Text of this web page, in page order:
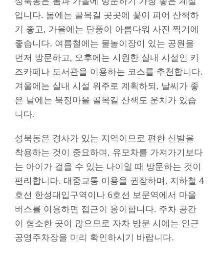
입니다. 봄에는 골목길 곳곳에 꽃이 피어 산책하
기 좋고, 가을에는 단풍이 아름다워 사진 찍기에
좋습니다. 여름철에는 물놀이장이 있는 공원을
먼저 방문하고, 오후에는 시원한 실내 시설인 키
즈카페나 도서관을 이용하는 코스를 추천합니다.
겨울에는 실내 시설 위주로 계획하되, 날씨가 좋
은 날에는 북정마을 골목길 산책도 운치가 있습
니다.
성북동은 경사가 있는 지역이므로 편한 신발을
착용하는 것이 중요하며, 유모차를 가져가기보다
는 아이가 걸을 수 있는 나이일 때 방문하는 것이
편리합니다. 대중교통 이용을 권장하며, 지하철 4
호선 한성대입구역이나 6호선 보문역에서 마을
버스를 이용하면 접근이 용이합니다. 주차 공간
이 협소한 곳이 많으므로 자차 방문 시에는 인근
공영주차장을 미리 확인하시기 바랍니다.